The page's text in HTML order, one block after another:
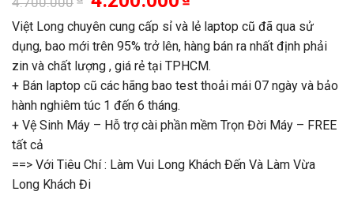
gốc
là:
4.700.000₫.
tại
là:
4.200.000₫.
Việt Long chuyên cung cấp sỉ và lẻ laptop cũ đã qua sử
dụng, bao mới trên 95% trở lên, hàng bán ra nhất định phải
zin và chất lượng , giá rẻ tại TPHCM.
+ Bán laptop cũ các hãng bao test thoải mái 07 ngày và bảo
hành nghiêm túc 1 đến 6 tháng.
+ Vệ Sinh Máy – Hỗ trợ cài phần mềm Trọn Đời Máy – FREE
tất cả
==> Với Tiêu Chí : Làm Vui Long Khách Đến Và Làm Vừa
Long Khách Đi